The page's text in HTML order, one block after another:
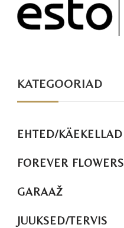
KATEGOORIAD
EHTED/KÄEKELLAD
FOREVER FLOWERS
GARAAŽ
JUUKSED/TERVIS